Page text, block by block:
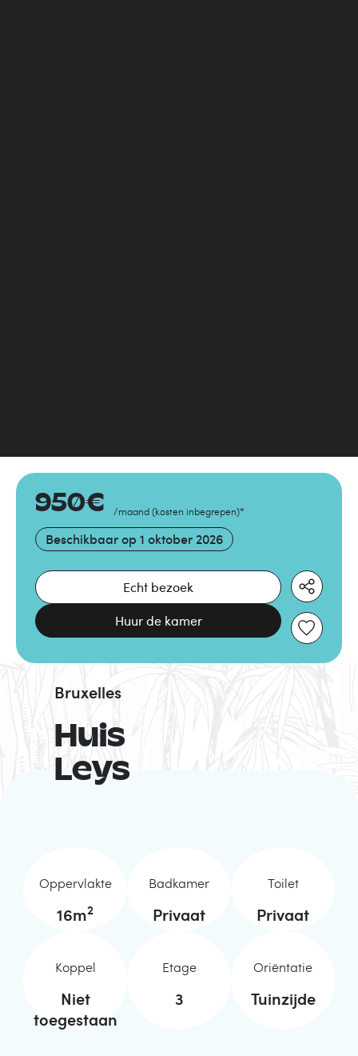
950€ /maand (kosten inbegrepen)*
Beschikbaar op 1 oktober 2026
Echt bezoek
Huur de kamer
Huis
Leys
Bruxelles
Oppervlakte
16m2
Badkamer
Privaat
Toilet
Privaat
Koppel
Niet
toegestaan
Etage
3
Oriëntatie
Tuinzijde